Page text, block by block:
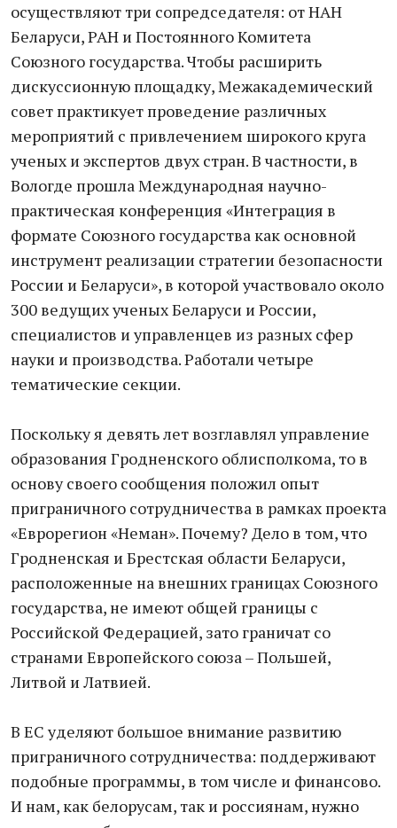
осуществляют три сопредседателя: от НАН
Беларуси, РАН и Постоянного Комитета
Союзного государства. Чтобы расширить
дискуссионную площадку, Межакадемический
совет практикует проведение различных
мероприятий с привлечением широкого круга
ученых и экспертов двух стран. В частности, в
Вологде прошла Международная научно-
практическая конференция «Интеграция в
формате Союзного государства как основной
инструмент реализации стратегии безопасности
России и Беларуси», в которой участвовало около
300 ведущих ученых Беларуси и России,
специалистов и управленцев из разных сфер
науки и производства. Работали четыре
тематические секции.
Поскольку я девять лет возглавлял управление
образования Гродненского облисполкома, то в
основу своего сообщения положил опыт
приграничного сотрудничества в рамках проекта
«Еврорегион «Неман». Почему? Дело в том, что
Гродненская и Брестская области Беларуси,
расположенные на внешних границах Союзного
государства, не имеют общей границы с
Российской Федерацией, зато граничат со
странами Европейского союза – Польшей,
Литвой и Латвией.
В ЕС уделяют большое внимание развитию
приграничного сотрудничества: поддерживают
подобные программы, в том числе и финансово.
И нам, как белорусам, так и россиянам, нужно